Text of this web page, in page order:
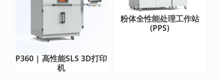
P360 | 高性能SLS 3D打印
机
粉体全性能处理工作站
(PPS)